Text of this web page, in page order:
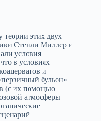
теории этих двух
Стенли Миллер и
условия
в условиях
и
бульон»
(с их помощью
атмосферы